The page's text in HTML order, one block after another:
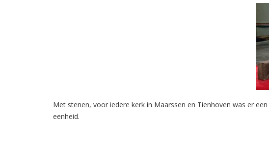
Met stenen, voor iedere kerk in Maarssen en Tienhoven was er
eenheid.